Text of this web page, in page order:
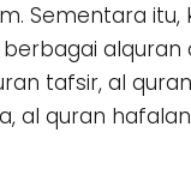
Sementara itu,
alquran
tafsir, al
al quran